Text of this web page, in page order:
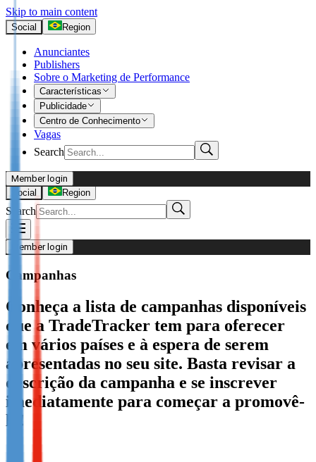
Skip to main content
Social Region
Anunciantes
Publishers
Sobre o Marketing de Performance
Características
Publicidade
Centro de Conhecimento
Vagas
Search
I’m Advertiser
Login
Not already our Advertiser?
I’m Publisher
Login
Not already our Publisher?
Member login
Social
Region
Search
Member login
Campanhas
Conheça a lista de campanhas disponíveis
que a TradeTracker tem para oferecer
em vários países e à espera de serem
apresentadas no seu site. Basta revisar a
descrição da campanha e se inscrever
imediatamente para começar a promovê-
la!